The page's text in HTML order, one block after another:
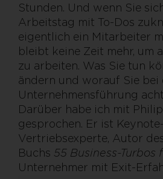
Stunden. Und wenn Sie
Arbeitstag mit To-Dos
eigentlich ein Mitarbeiter
bleibt keine Zeit mehr, um
zu arbeiten. Was Sie tun
ändern und worauf Sie bei
Unternehmensführung
Darüber habe ich mit
gesprochen. Er ist
Vertriebsexperte, Autor
Buchs 55 Business-Turbos
Unternehmer mit Exit-